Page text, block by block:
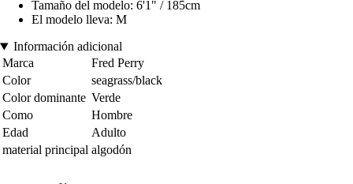
Tamaño del modelo: 6'1" / 185cm
El modelo lleva: M
Información adicional
Marca
Fred Perry
Color
seagrass/black
Color dominante Verde
Como
Hombre
Edad
Adulto
material principal algodón